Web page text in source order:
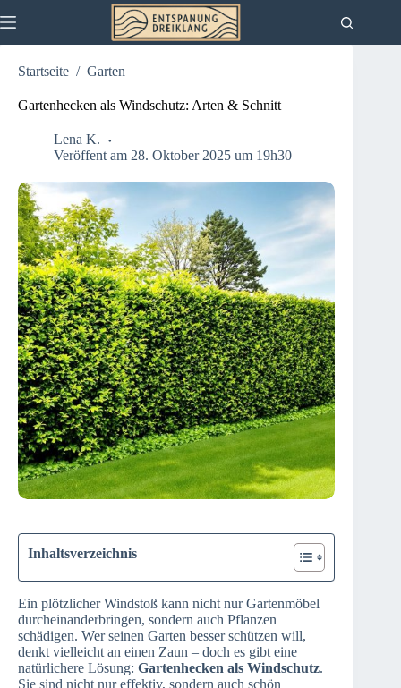
Inhalt
Startseite / Garten
Gartenhecken als Windschutz: Arten & Schnitt
Lena K.
Veröffent am 28. Oktober 2025 um 19h30
Inhaltsverzeichnis
Ein plötzlicher Windstoß kann nicht nur Gartenmöbel
durcheinanderbringen, sondern auch Pflanzen
schädigen. Wer seinen Garten besser schützen will,
denkt vielleicht an einen Zaun – doch es gibt eine
natürlichere Lösung: Gartenhecken als Windschutz.
Sie sind nicht nur effektiv, sondern auch schön